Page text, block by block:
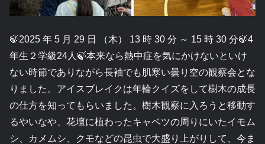
🍃2025 年 5 月 29 日 （木） 13 時 30 分 ～ 15 時 30 分🍃4
年生２学級24人🍃本来なら熱中症を気にかけないといけ
ない時節でありながら長袖でも肌寒い曇り空の観察会とな
りました。アイスブレイクは年輪クイズをして樹木の成長
の仕方を知ってもらいました。樹木観察に入ろうと移動す
るやいなや、花壇に植わったキャベツの周りにいたイモム
シ、カメムシ、クモなどの昆虫で大盛り上がりして、今ま